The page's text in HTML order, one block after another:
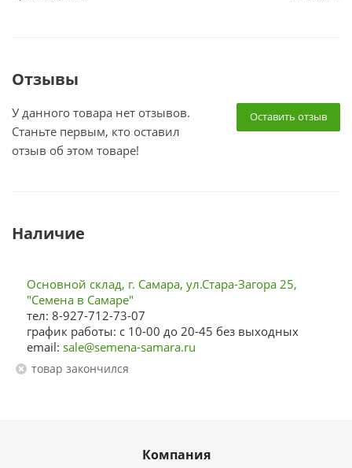
Отзывы
Оставить отзыв
У данного товара нет отзывов.
Станьте первым, кто оставил
отзыв об этом товаре!
Наличие
Основной склад, г. Самара, ул.Стара-Загора 25,
"Семена в Самаре"
тел: 8-927-712-73-07
график работы: с 10-00 до 20-45 без выходных
email: sale@semena-samara.ru
Товар закончился
Компания